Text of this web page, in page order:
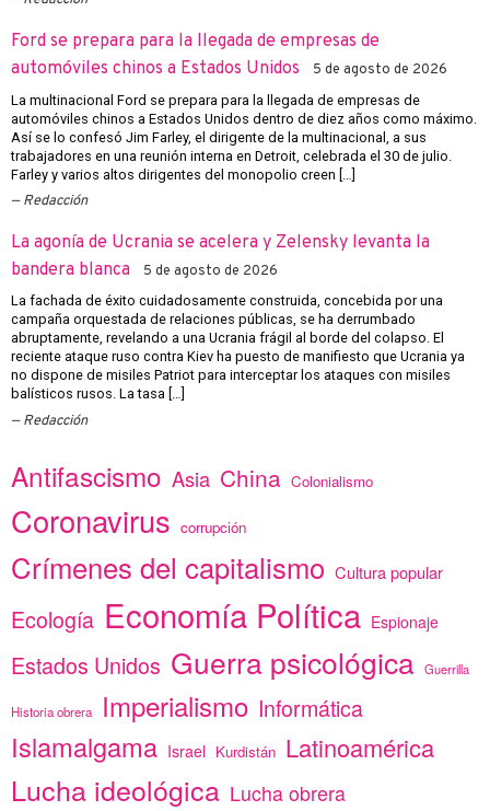
Ford se prepara para la llegada de empresas de
automóviles chinos a Estados Unidos
5 de agosto de 2026
La multinacional Ford se prepara para la llegada de empresas de
automóviles chinos a Estados Unidos dentro de diez años como máximo.
Así se lo confesó Jim Farley, el dirigente de la multinacional, a sus
trabajadores en una reunión interna en Detroit, celebrada el 30 de julio.
Farley y varios altos dirigentes del monopolio creen […]
Redacción
La agonía de Ucrania se acelera y Zelensky levanta la
bandera blanca
5 de agosto de 2026
La fachada de éxito cuidadosamente construida, concebida por una
campaña orquestada de relaciones públicas, se ha derrumbado
abruptamente, revelando a una Ucrania frágil al borde del colapso. El
reciente ataque ruso contra Kiev ha puesto de manifiesto que Ucrania ya
no dispone de misiles Patriot para interceptar los ataques con misiles
balísticos rusos. La tasa […]
Redacción
Antifascismo Asia China Colonialismo
Coronavirus corrupción
Crímenes del capitalismo Cultura popular
Ecología Economía Política Espionaje
Estados Unidos Guerra psicológica Guerrilla
Historia obrera Imperialismo Informática
Islamalgama Israel Kurdistán Latinoamérica
Lucha ideológica Lucha obrera